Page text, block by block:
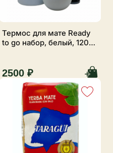
Термос для мате Ready
to go набор, белый, 1200
2500 ₽